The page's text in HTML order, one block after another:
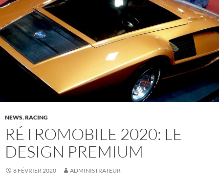
NEWS,RACING
RÉTROMOBILE 2020: LE
DESIGN PREMIUM
8 FÉVRIER 2020 ADMINISTRATEUR